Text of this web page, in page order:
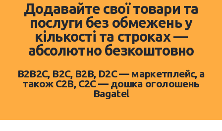
Додавайте свої товари та
послуги без обмежень у
кількості та строках —
абсолютно безкоштовно
B2B2C, B2C, B2B, D2C — маркетплейс, а
також C2B, C2C — дошка оголошень
Bagatel